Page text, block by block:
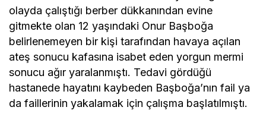
olayda çalıştığı berber dükkanından evine
gitmekte olan 12 yaşındaki Onur Başboğa
belirlenemeyen bir kişi tarafından havaya açılan
ateş sonucu kafasına isabet eden yorgun mermi
sonucu ağır yaralanmıştı. Tedavi gördüğü
hastanede hayatını kaybeden Başboğa’nın fail ya
da faillerinin yakalamak için çalışma başlatılmıştı.